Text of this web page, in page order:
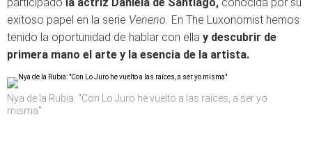
exitoso papel en la serie Veneno. En The Luxonomist hemos
tenido la oportunidad de hablar con ella y descubrir de
primera mano el arte y la esencia de la artista.
Nya de la Rubia: "Con Lo Juro he vuelto a las raíces, a ser yo
misma"